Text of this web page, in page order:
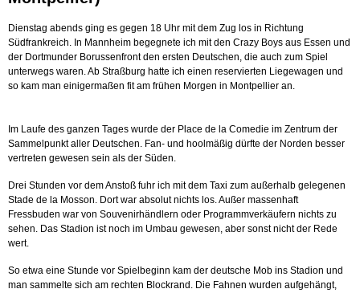
Dienstag abends ging es gegen 18 Uhr mit dem Zug los in Richtung
Südfrankreich. In Mannheim begegnete ich mit den Crazy Boys aus Essen und
der Dortmunder Borussenfront den ersten Deutschen, die auch zum Spiel
unterwegs waren. Ab Straßburg hatte ich einen reservierten Liegewagen und
so kam man einigermaßen fit am frühen Morgen in Montpellier an.
Im Laufe des ganzen Tages wurde der Place de la Comedie im Zentrum der
Sammelpunkt aller Deutschen. Fan- und hoolmäßig dürfte der Norden besser
vertreten gewesen sein als der Süden.
Drei Stunden vor dem Anstoß fuhr ich mit dem Taxi zum außerhalb gelegenen
Stade de la Mosson. Dort war absolut nichts los. Außer massenhaft
Fressbuden war von Souvenirhändlern oder Programmverkäufern nichts zu
sehen. Das Stadion ist noch im Umbau gewesen, aber sonst nicht der Rede
wert.
So etwa eine Stunde vor Spielbeginn kam der deutsche Mob ins Stadion und
man sammelte sich am rechten Blockrand. Die Fahnen wurden aufgehängt,